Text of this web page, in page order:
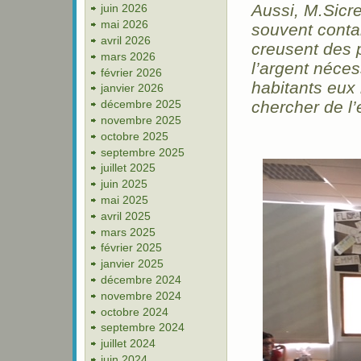
juin 2026
mai 2026
avril 2026
mars 2026
février 2026
janvier 2026
décembre 2025
novembre 2025
octobre 2025
septembre 2025
juillet 2025
juin 2025
mai 2025
avril 2025
mars 2025
février 2025
janvier 2025
décembre 2024
novembre 2024
octobre 2024
septembre 2024
juillet 2024
Aussi,
souvent
creusent des
l’argent
habitants eux
chercher de